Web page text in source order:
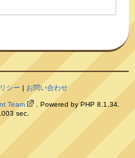
シー | お問い合わせ
Team
. Powered by PHP 8.1.34.
sec.